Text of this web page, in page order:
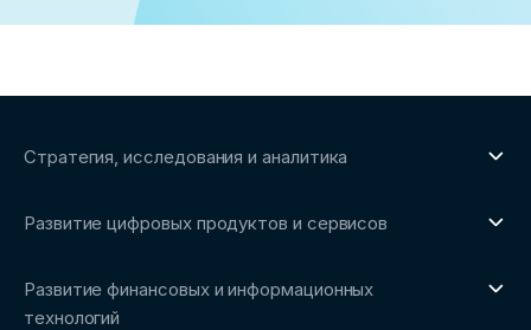
Стратегия, исследования и аналитика
Обзоры рынка и аналитические исследования
Трендвотчинг и информационный сервис
Развитие цифровых продуктов и сервисов
Развитие финансовых и информационных
технологий